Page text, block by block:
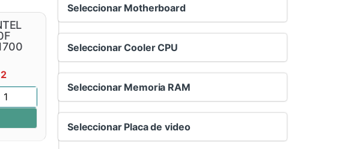
Seleccionar Motherboard
Seleccionar Cooler CPU
Seleccionar Memoria RAM
Seleccionar Placa de video